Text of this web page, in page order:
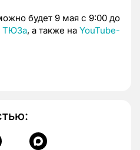
будет 9 мая с 9:00 до
ТЮЗа, а также на YouTube-